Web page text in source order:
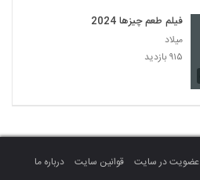
فیلم طعم چیزها 2024
میلاد
۹۱۵ بازدید
عضویت در سایت قوانین سایت
درباره ما